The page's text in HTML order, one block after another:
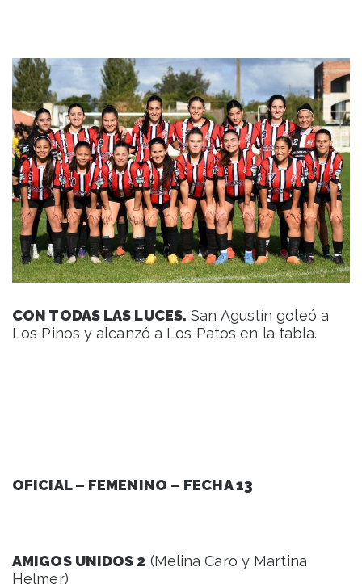
CON TODAS LAS LUCES. San Agustín goleó a
Los Pinos y alcanzó a Los Patos en la tabla.
OFICIAL – FEMENINO – FECHA 13
AMIGOS UNIDOS 2 (Melina Caro y Martina
Helmer)